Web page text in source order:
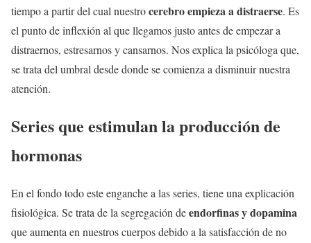
tiempo a partir del cual nuestrocerebro empieza a distraerse. Es
el punto de inflexión al que llegamos justo antes de empezar a
distraernos, estresarnos y cansarnos. Nos explica la psicóloga que,
se trata del umbral desde donde se comienza a disminuir nuestra
atención.
Series que estimulan la producción de
hormonas
En el fondo todo este enganche a las series, tiene una explicación
fisiológica. Se trata de la segregación deendorfinas y dopamina
que aumenta en nuestros cuerpos debido a la satisfacción de no